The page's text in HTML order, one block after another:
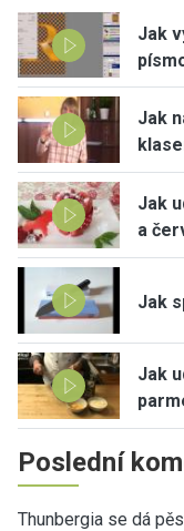
Jak
Jak
Jak
a
Jak
Jak
Poslední
Thunbergia se dá